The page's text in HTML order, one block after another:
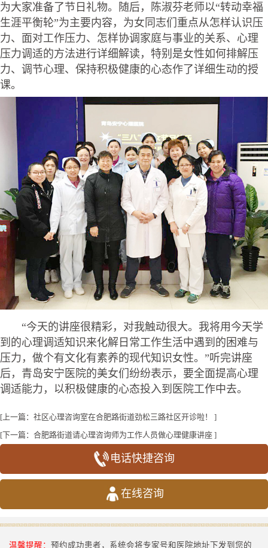
为大家准备了节日礼物。随后，陈淑芬老师以“转动幸福
生涯平衡轮”为主要内容，为女同志们重点从怎样认识压
力、面对工作压力、怎样协调家庭与事业的关系、心理
压力调适的方法进行详细解读，特别是女性如何排解压
力、调节心理、保持积极健康的心态作了详细生动的授
课。
“今天的讲座很精彩，对我触动很大。我将用今天学
到的心理调适知识来化解日常工作生活中遇到的困难与
压力，做个有文化有素养的现代知识女性。”听完讲座
后，青岛安宁医院的美女们纷纷表示，要全面提高心理
调适能力，以积极健康的心态投入到医院工作中去。
[上一篇： 社区心理咨询室在合肥路街道劲松三路社区开诊啦！
]
[下一篇： 合肥路街道请心理咨询师为工作人员做心理健康讲座 ]
电话快捷咨询
在线咨询
温馨提醒： 预约成功患者，系统会将专家号和医院地址下发到您的